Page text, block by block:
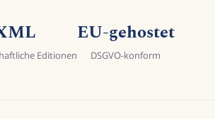
Editionen
EU-gehostet
DSGVO-konform